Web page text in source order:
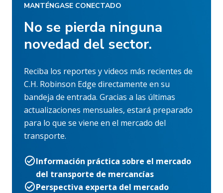
MANTÉNGASE CONECTADO
No se pierda ninguna
novedad del sector.
Reciba los reportes y videos más recientes de
C.H. Robinson Edge directamente en su
bandeja de entrada. Gracias a las últimas
actualizaciones mensuales, estará preparado
para lo que se viene en el mercado del
transporte.
Información práctica sobre el mercado
del transporte de mercancías
Perspectiva experta del mercado